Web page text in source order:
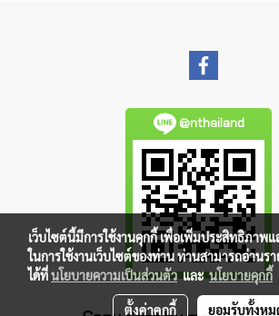
@nthailand
เว็บไซต์นี้มีการใช้งานคุกกี้ เพื่อเพิ่มประสิทธิภาพ
ในการใช้งานเว็บไซต์ของท่าน ท่านสามารถอ่านร
ได้ที่นโยบายความเป็นส่วนตัวและนโยบายคุกกี้
ตั้งค่าคุกกี้ ยอมรับทั้งหม